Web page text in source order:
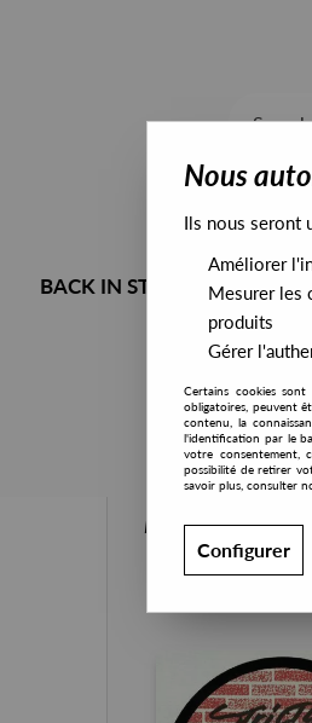
BACK IN STOCK ALL
PRESALES
Nous
Ils nous seront
Améliorer
Mesurer les
produits
Gérer
Certains cookies
obligatoires, peuvent
contenu, la
l'identification par le
votre consentement,
possibilité de retirer
savoir plus, consulter
Configurer